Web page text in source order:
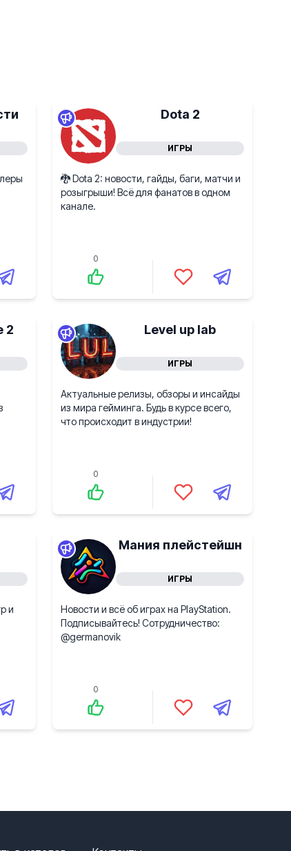
Dota 2
ИГРЫ
🐉 Dota 2: новости, гайды, баги, матчи и
розыгрыши! Всё для фанатов в одном
канале.
0
2 Level up lab
ИГРЫ
Актуальные релизы, обзоры и инсайды
из мира гейминга. Будь в курсе всего,
что происходит в индустрии!
0
и
Мания плейстейшн
ИГРЫ
Новости и всё об играх на PlayStation.
Подписывайтесь! Сотрудничество:
@germanovik
0